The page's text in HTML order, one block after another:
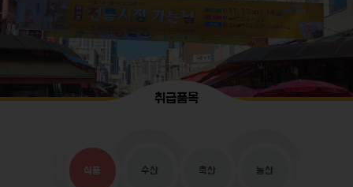
취급품목
식품 수산 축산 농산